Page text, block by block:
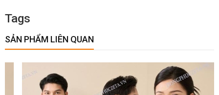
Tags
SẢN PHẨM LIÊN QUAN